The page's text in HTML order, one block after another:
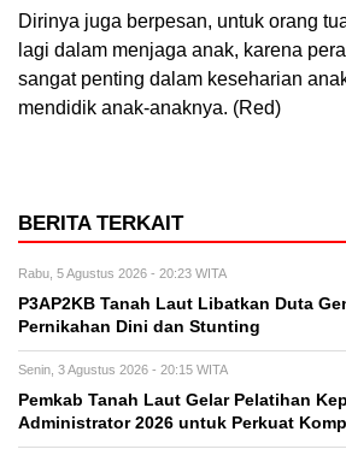
Dirinya juga berpesan, untuk orang
lagi dalam menjaga anak, karena
sangat penting dalam keseharian
mendidik anak-anaknya. (Red)
BERITA TERKAIT
Rabu, 5 Agustus 2026 - 20:23 WITA
P3AP2KB Tanah Laut Libatkan Duta
Pernikahan Dini dan Stunting
Senin, 3 Agustus 2026 - 20:15 WITA
Pemkab Tanah Laut Gelar Pelatihan
Administrator 2026 untuk Perkuat